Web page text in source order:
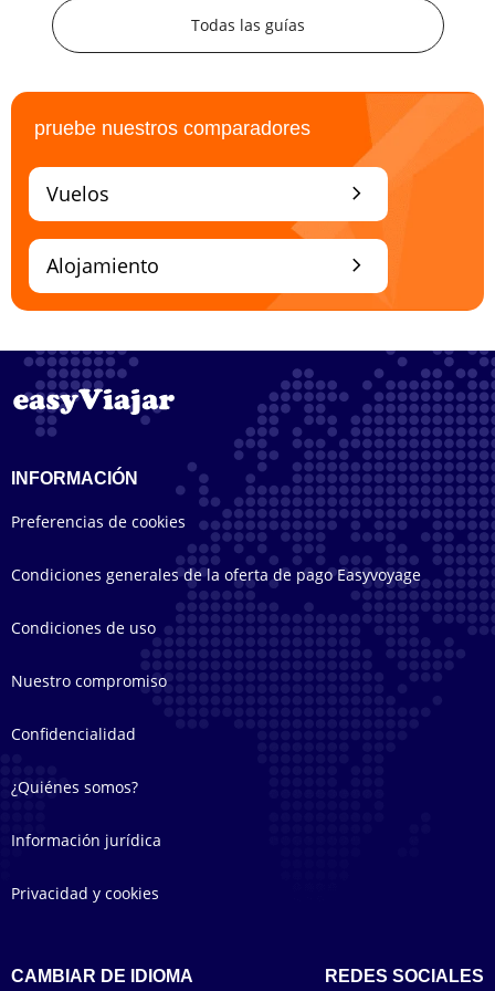
Todas las guías
pruebe nuestros comparadores
chevron_right
Vuelos
chevron_right
Alojamiento
INFORMACIÓN
Preferencias de cookies
Condiciones generales de la oferta de pago Easyvoyage
Condiciones de uso
Nuestro compromiso
Confidencialidad
¿Quiénes somos?
Información jurídica
Privacidad y cookies
CAMBIAR DE IDIOMA REDES SOCIALES